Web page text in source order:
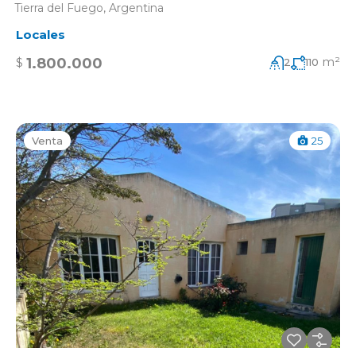
Tierra del Fuego, Argentina
Locales
$ 1.800.000 2 110 m²
Venta 25